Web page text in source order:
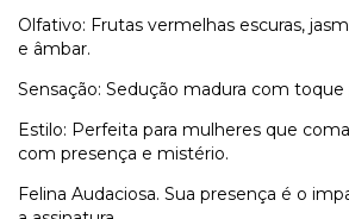
Olfativo: Frutas vermelhas escuras,
e âmbar.
Sensação: Sedução madura com
Estilo: Perfeita para mulheres que
com presença e mistério.
Felina Audaciosa. Sua presença é o